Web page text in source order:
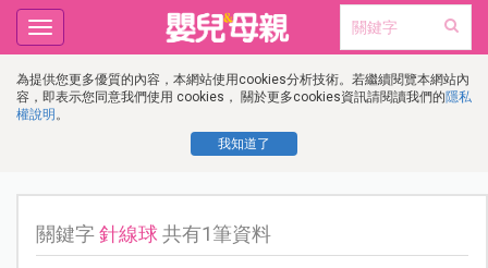
為提供您更多優質的內容，本網站使用cookies分析技術。若繼續閱覽本網站內
容，即表示您同意我們使用 cookies， 關於更多cookies資訊請閱讀我們的隱私
權說明 。
我知道了
Toggle
navigation
關鍵字針線球 共有1筆資料